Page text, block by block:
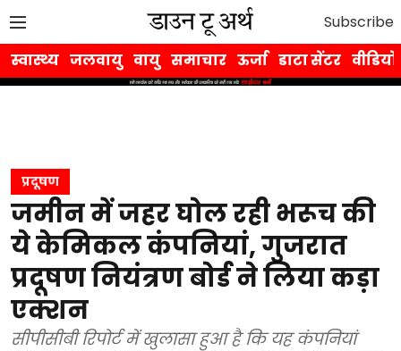
Subscribe
स्वास्थ्य जलवायु वायु समाचार ऊर्जा डाटा सेंटर वीडियो
प्रदूषण
जमीन में जहर घोल रही भरूच की
ये केमिकल कंपनियां, गुजरात
प्रदूषण नियंत्रण बोर्ड ने लिया कड़ा
एक्शन
सीपीसीबी रिपोर्ट में खुलासा हुआ है कि यह कंपनियां